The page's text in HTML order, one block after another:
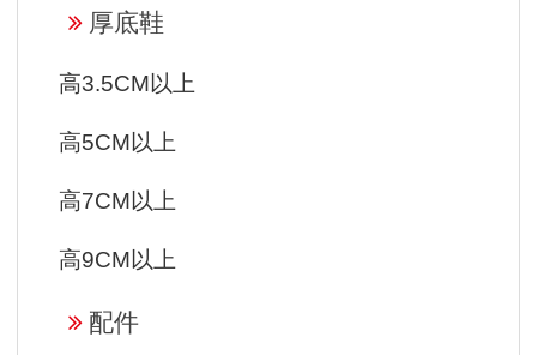
厚底鞋
高3.5CM以上
高5CM以上
高7CM以上
高9CM以上
配件